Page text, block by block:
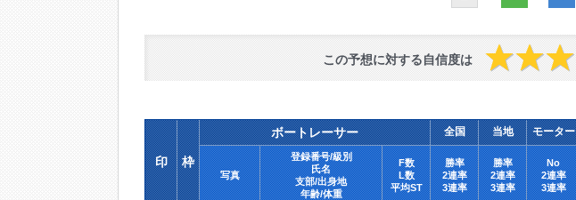
この予想に対する自信度は
印 枠
ボートレーサー 全国 当地 モーター
写真
登録番号/級別
氏名
支部/出身地
年齢/体重
F数
L数
平均ST
勝率
2連率
3連率
勝率
2連率
3連率
No
2連率
3連率